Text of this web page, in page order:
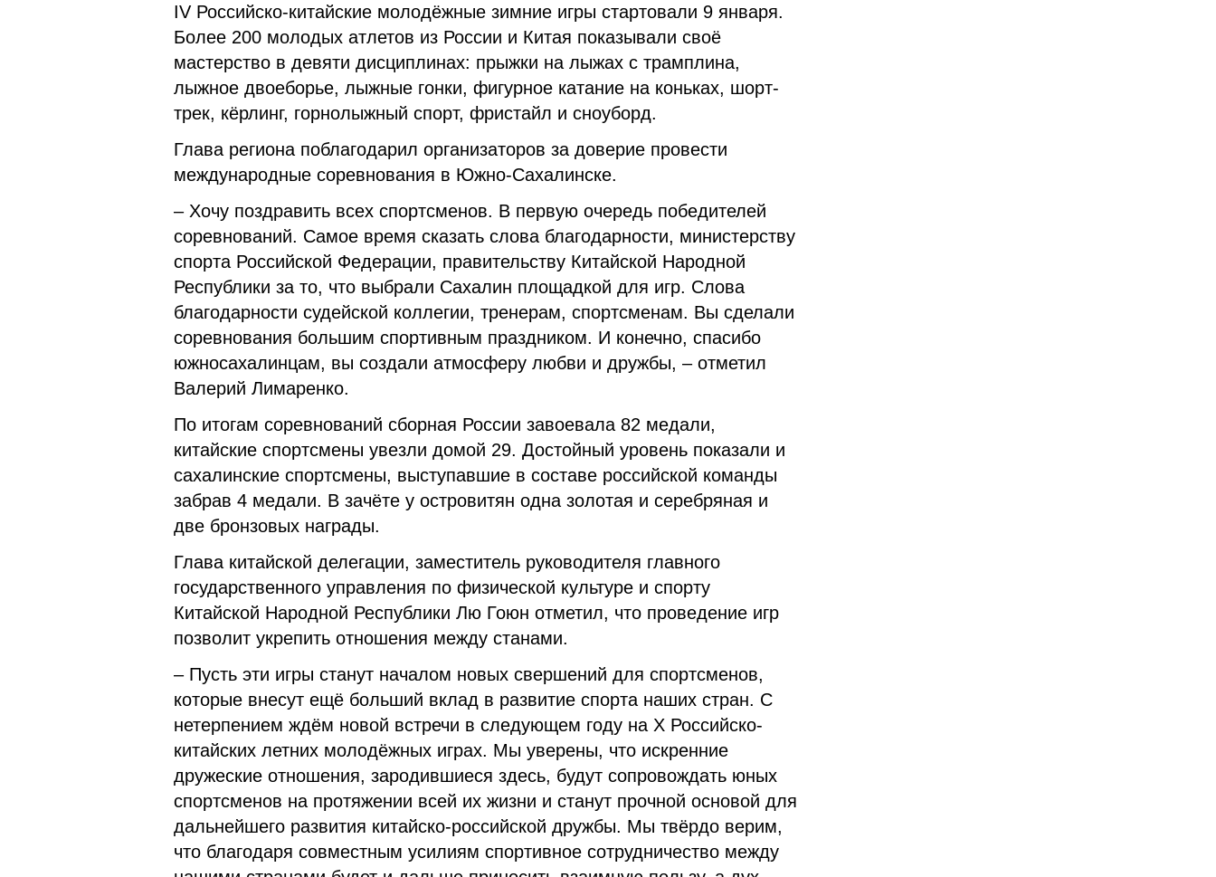
IV Российско-китайские молодёжные зимние игры стартовали 9 января.
Более 200 молодых атлетов из России и Китая показывали своё
мастерство в девяти дисциплинах: прыжки на лыжах с трамплина,
лыжное двоеборье, лыжные гонки, фигурное катание на коньках, шорт-
трек, кёрлинг, горнолыжный спорт, фристайл и сноуборд.
Глава региона поблагодарил организаторов за доверие провести
международные соревнования в Южно-Сахалинске.
– Хочу поздравить всех спортсменов. В первую очередь победителей
соревнований. Самое время сказать слова благодарности, министерству
спорта Российской Федерации, правительству Китайской Народной
Республики за то, что выбрали Сахалин площадкой для игр. Слова
благодарности судейской коллегии, тренерам, спортсменам. Вы сделали
соревнования большим спортивным праздником. И конечно, спасибо
южносахалинцам, вы создали атмосферу любви и дружбы, – отметил
Валерий Лимаренко.
По итогам соревнований сборная России завоевала 82 медали,
китайские спортсмены увезли домой 29. Достойный уровень показали и
сахалинские спортсмены, выступавшие в составе российской команды
забрав 4 медали. В зачёте у островитян одна золотая и серебряная и
две бронзовых награды.
Глава китайской делегации, заместитель руководителя главного
государственного управления по физической культуре и спорту
Китайской Народной Республики Лю Гоюн отметил, что проведение игр
позволит укрепить отношения между станами.
– Пусть эти игры станут началом новых свершений для спортсменов,
которые внесут ещё больший вклад в развитие спорта наших стран. С
нетерпением ждём новой встречи в следующем году на Х Российско-
китайских летних молодёжных играх. Мы уверены, что искренние
дружеские отношения, зародившиеся здесь, будут сопровождать юных
спортсменов на протяжении всей их жизни и станут прочной основой для
дальнейшего развития китайско-российской дружбы. Мы твёрдо верим,
что благодаря совместным усилиям спортивное сотрудничество между